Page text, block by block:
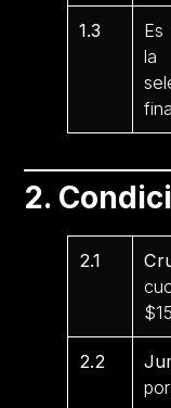
1.3
Es
la
2.
2.1
2.2